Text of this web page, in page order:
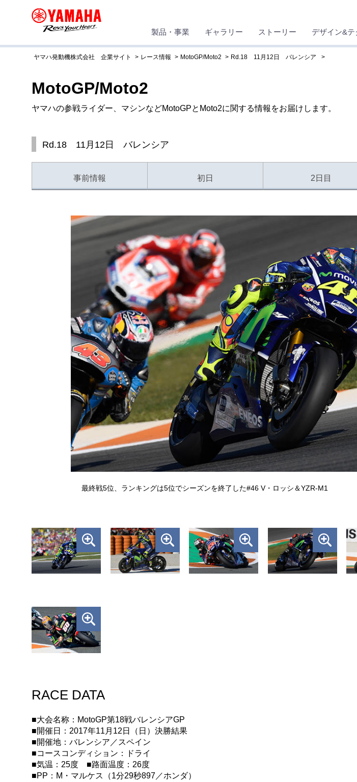
製品・事業 ギャラリー ストーリー デザイン&
ヤマハ発動機株式会社 企業サイト レース情報 MotoGP/Moto2 Rd.18 11月12日 バレンシア
MotoGP/Moto2
ヤマハの参戦ライダー、マシンなどMotoGPとMoto2に関する情報をお届けします。
Rd.18 11月12日 バレンシア
事前情報 初日 2日目
最終戦5位、ランキングは5位でシーズンを終了した#46 V・ロッシ＆YZR-M1
RACE DATA
■大会名称：MotoGP第18戦バレンシアGP
■開催日：2017年11月12日（日）決勝結果
■開催地：バレンシア／スペイン
■コースコンディション：ドライ
■気温：25度 ■路面温度：26度
■PP：M・マルケス（1分29秒897／ホンダ）